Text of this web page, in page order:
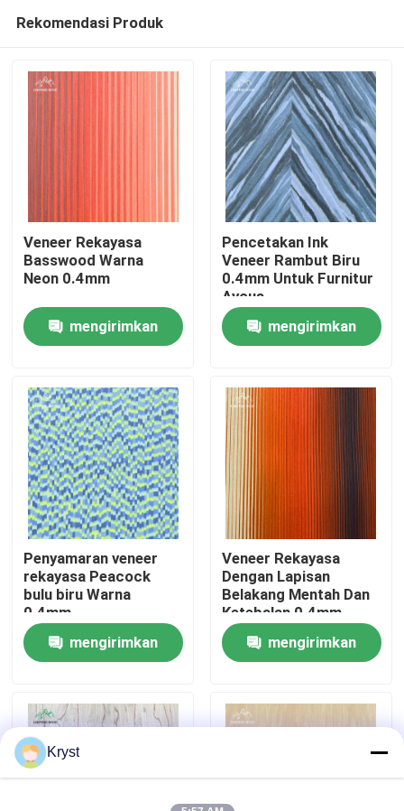
Rumah
Produk
Video
Tentang Kami
Tur Pabrik
Kontrol Kualitas
Hubungi Kami
Kasus-kasus
Rekomendasi Produk
Veneer Rekayasa
Basswood Warna
Neon 0.4mm
mengirimkan
Pencetakan Ink
Veneer Rambut Biru
0.4mm Untuk Furnitur
Ayous
mengirimkan
Penyamaran veneer
rekayasa Peacock
bulu biru Warna
0.4mm
mengirimkan
Veneer Rekayasa
Dengan Lapisan
Belakang Mentah Dan
Ketebalan 0.4mm
Dalam Warna Neon
Sunsetmengirimkan
Kryst